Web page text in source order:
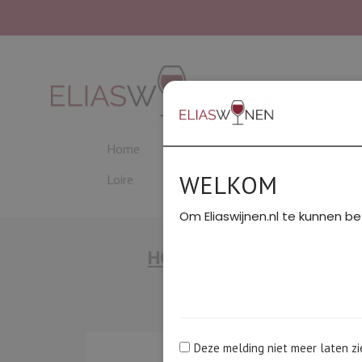
Home Beaujolais Bordeaux
Loire
PROEVERIJEN
HOME
Exclusief
WELKOM
Om Eliaswijnen.nl te kunnen
Deze melding niet meer laten